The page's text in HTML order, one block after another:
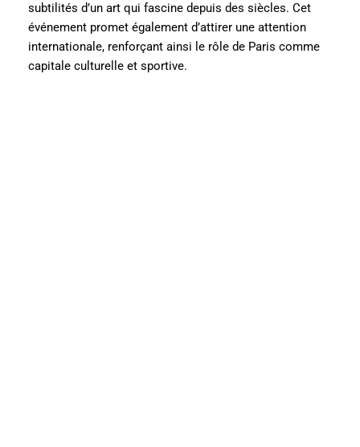
subtilités d’un art qui fascine depuis des siècles. Cet
événement promet également d’attirer une attention
internationale, renforçant ainsi le rôle de Paris comme
capitale culturelle et sportive.